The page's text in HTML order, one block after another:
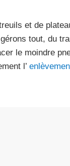
et de
tout, du
le moindre
l’